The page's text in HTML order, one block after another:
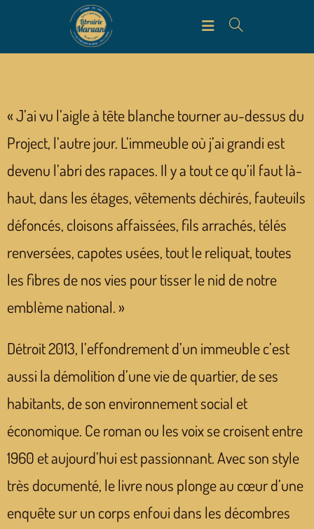
« J’ai vu l’aigle à tête blanche tourner au-dessus du
Project, l’autre jour. L’immeuble où j’ai grandi est
devenu l’abri des rapaces. Il y a tout ce qu’il faut là-
haut, dans les étages, vêtements déchirés, fauteuils
défoncés, cloisons affaissées, fils arrachés, télés
renversées, capotes usées, tout le reliquat, toutes
les fibres de nos vies pour tisser le nid de notre
emblème national. »
Détroit 2013, l’effondrement d’un immeuble c’est
aussi la démolition d’une vie de quartier, de ses
habitants, de son environnement social et
économique. Ce roman ou les voix se croisent entre
1960 et aujourd’hui est passionnant. Avec son style
très documenté, le livre nous plonge au cœur d’une
enquête sur un corps enfoui dans les décombres